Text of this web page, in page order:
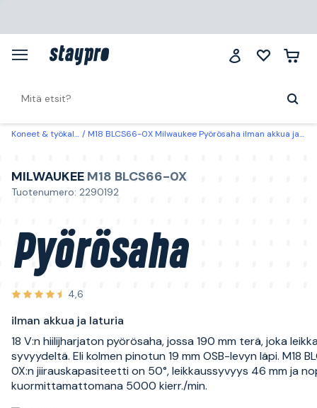
Koneet & työkalut M18 BLCS66-0X Milwaukee Pyörösaha ilman akkua ja laturia
MILWAUKEE M18 BLCS66-0X
Tuotenumero: 2290192
Pyörösaha
4,6
ilman akkua ja laturia
18 V:n hiilijharjaton pyörösaha, jossa 190 mm terä, joka
syvyydeltä. Eli kolmen pinotun 19 mm OSB-levyn läpi. M18
0X:n jiirauskapasiteetti on 50°, leikkaussyvyys 46 mm ja
kuormittamattomana 5000 kierr./min.